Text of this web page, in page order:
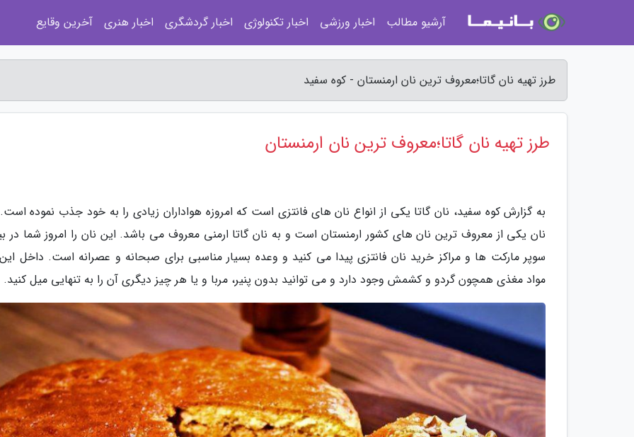
طرز تهیه نان گاتا؛معروف ترین نان ارمنستان - کوه سفید
طرز تهیه نان گاتا؛معروف ترین نان ارمنستان
به گزارش کوه سفید، نان گاتا یکی از انواع نان های فانتزی است که امروزه هواداران زیادی را به خود جذب نموده
نان یکی از معروف ترین نان های کشور ارمنستان است و به نان گاتا ارمنی معروف می باشد. این نان را امروز شما در
سوپر مارکت ها و مراکز خرید نان فانتزی پیدا می کنید و وعده بسیار مناسبی برای صبحانه و عصرانه است. داخل
مواد مغذی همچون گردو و کشمش وجود دارد و می توانید بدون پنیر، مربا و یا هر چیز دیگری آن را به تنهایی میل کنید.
آرشیو مطالب اخبار ورزشی اخبار تکنولوژی اخبار گردشگری اخبار هنری آخرین وقایع